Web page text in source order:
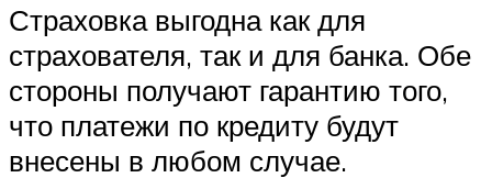
Страховка выгодна как для
страхователя, так и для банка. Обе
стороны получают гарантию того,
что платежи по кредиту будут
внесены в любом случае.